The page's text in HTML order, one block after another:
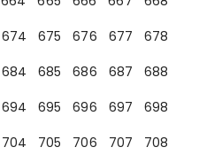
674 675 676 677
678
684 685 686 687
688
694 695 696 697
698
704 705 706 707
708